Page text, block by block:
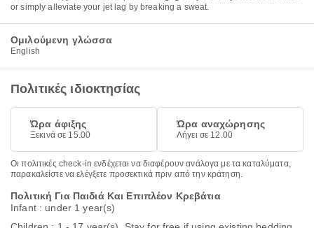
or simply alleviate your jet lag by breaking a sweat.
Ομιλούμενη γλώσσα
English
Πολιτικές ιδιοκτησίας
Ώρα άφιξης
Ξεκινά σε 15.00
Ώρα αναχώρησης
Λήγει σε 12.00
Οι πολιτικές check-in ενδέχεται να διαφέρουν ανάλογα με τα καταλύματα,
παρακαλείστε να ελέγξετε προσεκτικά πριν από την κράτηση.
Πολιτική Για Παιδιά Και Επιπλέον Κρεβάτια
Infant : under 1 year(s)